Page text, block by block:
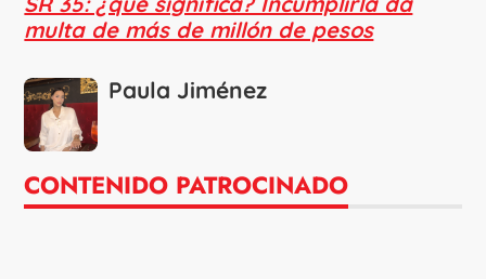
multa de más de millón de pesos
Paula Jiménez
CONTENIDO PATROCINADO